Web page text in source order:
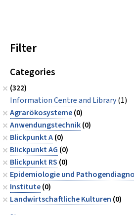
Filter
Categories
(322)
Information Centre and Library(1)
Agrarökosysteme(0)
Anwendungstechnik(0)
Blickpunkt A(0)
Blickpunkt AG (0)
Blickpunkt RS (0)
Epidemiologie und
Institute(0)
Landwirtschaftliche Kulturen (0)